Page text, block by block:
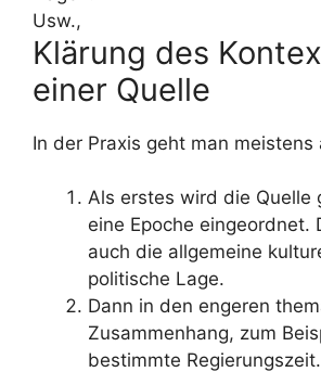
Usw.,
Klärung des
einer Quelle
In der Praxis geht man meistens
Als erstes wird die Quelle
eine Epoche eingeordnet.
auch die allgemeine
politische Lage.
Dann in den engeren
Zusammenhang, zum
bestimmte Regierungszeit.